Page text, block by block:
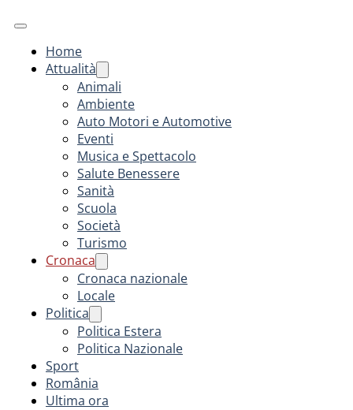
Home
Attualità
Animali
Ambiente
Auto Motori e Automotive
Eventi
Musica e Spettacolo
Salute Benessere
Sanità
Scuola
Società
Turismo
Cronaca
Cronaca nazionale
Locale
Politica
Politica Estera
Politica Nazionale
Sport
România
Ultima ora